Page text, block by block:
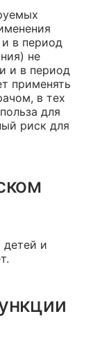
в период
не
и в период
применять
в тех
для
риск для
детей и